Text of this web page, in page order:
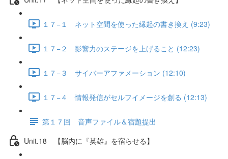
１７−１ ネット空間を使った縁起の書き換え (9:23)
１７−２ 影響力のステージを上げること (12:23)
１７−３ サイバーアファメーション (12:10)
１７−４ 情報発信がセルフイメージを創る (12:13)
第１７回 音声ファイル＆宿題提出
Unit.18 【脳内に『英雄』を宿らせる】